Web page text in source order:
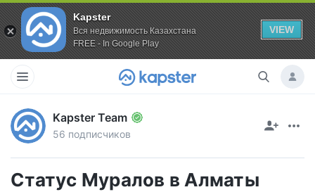
Kapster
Вся недвижимость Казахстана
FREE - In Google Play
VIEW
Kapster Team
56 подписчиков
Статус Муралов в Алматы